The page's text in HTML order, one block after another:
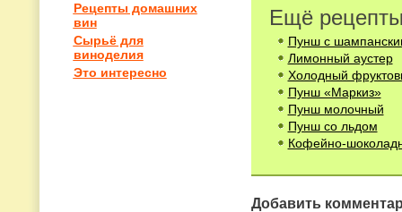
Рецепты домашних
вин
Сырьё для
виноделия
Это интересно
Ещё
Пунш с
Лимонный аустер
Холодный
Пунш «Маркиз»
Пунш молочный
Пунш со льдом
Кофейно-
Добавить